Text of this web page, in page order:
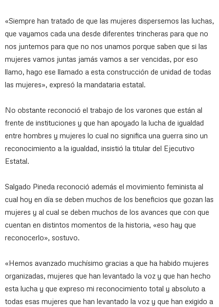
«Siempre han tratado de que las mujeres dispersemos las luchas,
que vayamos cada una desde diferentes trincheras para que no
nos juntemos para que no nos unamos porque saben que si las
mujeres vamos juntas jamás vamos a ser vencidas, por eso
llamo, hago ese llamado a esta construcción de unidad de todas
las mujeres», expresó la mandataria estatal.
No obstante reconoció el trabajo de los varones que están al
frente de instituciones y que han apoyado la lucha de igualdad
entre hombres y mujeres lo cual no significa una guerra sino un
reconocimiento a la igualdad, insistió la titular del Ejecutivo
Estatal.
Salgado Pineda reconoció además el movimiento feminista al
cual hoy en día se deben muchos de los beneficios que gozan las
mujeres y al cual se deben muchos de los avances que con que
cuentan en distintos momentos de la historia, «eso hay que
reconocerlo», sostuvo.
«Hemos avanzado muchísimo gracias a que ha habido mujeres
organizadas, mujeres que han levantado la voz y que han hecho
esta lucha y que expreso mi reconocimiento total y absoluto a
todas esas mujeres que han levantado la voz y que han exigido a